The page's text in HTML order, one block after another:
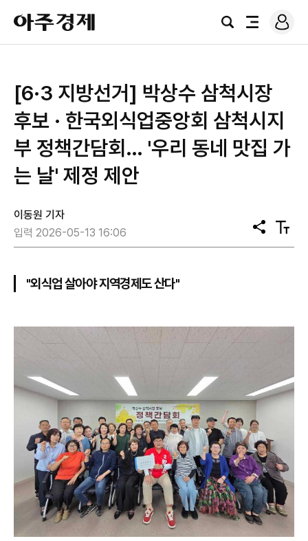
아
주
경
검
전
로
그
[6·3 지방선거] 박상수 삼척시장
후보 · 한국외식업중앙회 삼척시지
부 정책간담회… '우리 동네 맛집 가
는 날' 제정 제안
이동원 기자
입력 2026-05-13 16:06
공
유
텍
스
"외식업 살아야 지역경제도 산다"